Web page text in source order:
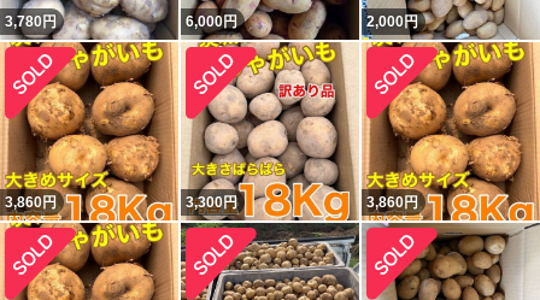
3,780円 6,000円 2,000円
3,860円 3,300円 3,860円